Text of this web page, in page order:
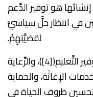
هو توفير الدَّعم
في انتظار حلٍّ سياسيٍّ
لقضيَّتِهِمْ.
التَّعليم([4] )، والرِّعاية
الإغاثَة، والحماية
ظروف الحياة في